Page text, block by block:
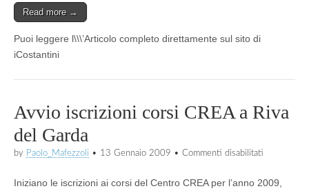
Read more →
Puoi leggere l\\\’Articolo completo direttamente sul sito di
iCostantini
Avvio iscrizioni corsi CREA a Riva
del Garda
by Paolo_Mafezzoli • 13 Gennaio 2009 • Commenti disabilitati
corsi
Iniziano le iscrizioni ai corsi del Centro CREA per l’anno 2009,